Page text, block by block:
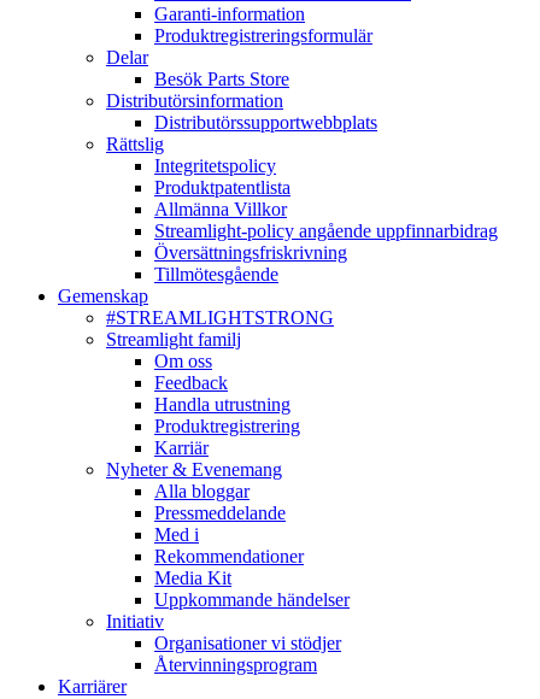
Garanti-information
Produktregistreringsformulär
Delar
Besök Parts Store
Distributörsinformation
Distributörssupportwebbplats
Rättslig
Integritetspolicy
Produktpatentlista
Allmänna Villkor
Streamlight-policy angående uppfinnarbidrag
Översättningsfriskrivning
Tillmötesgående
Gemenskap
#STREAMLIGHTSTRONG
Streamlight familj
Om oss
Feedback
Handla utrustning
Produktregistrering
Karriär
Nyheter & Evenemang
Alla bloggar
Pressmeddelande
Med i
Rekommendationer
Media Kit
Uppkommande händelser
Initiativ
Organisationer vi stödjer
Återvinningsprogram
Karriärer